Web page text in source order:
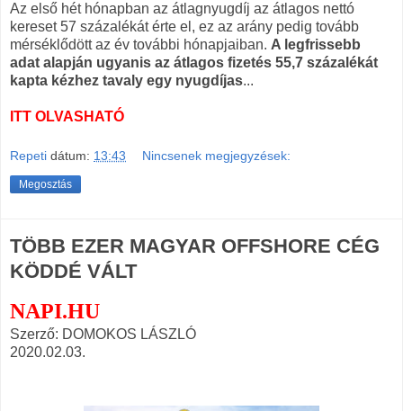
Az első hét hónapban az átlagnyugdíj az átlagos nettó
kereset 57 százalékát érte el, ez az arány pedig tovább
mérséklődött az év további hónapjaiban. A legfrissebb
adat alapján ugyanis az átlagos fizetés 55,7 százalékát
kapta kézhez tavaly egy nyugdíjas...
ITT OLVASHATÓ
Repeti dátum: 13:43 Nincsenek megjegyzések:
Megosztás
TÖBB EZER MAGYAR OFFSHORE CÉG
KÖDDÉ VÁLT
NAPI.HU
Szerző: DOMOKOS LÁSZLÓ
2020.02.03.